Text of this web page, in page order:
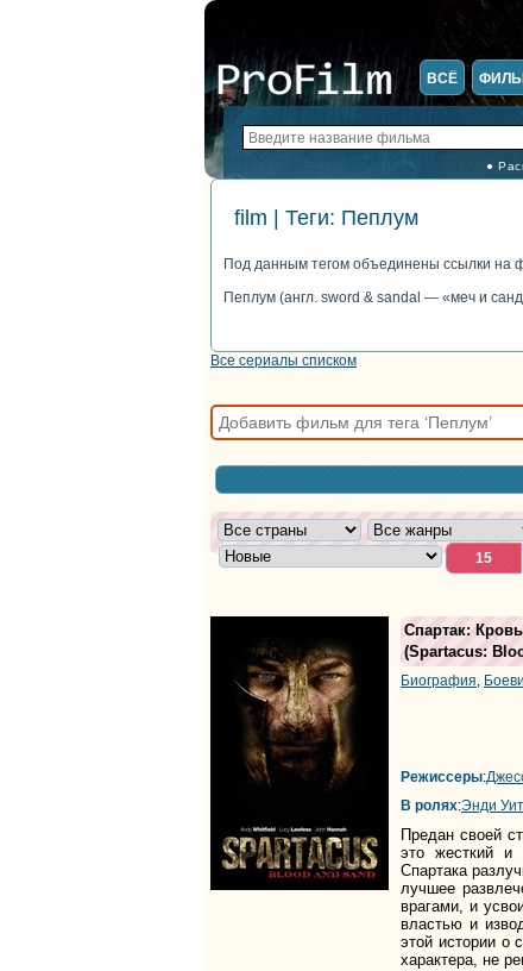
ВСЁ
●
film | Теги: Пеплум
Под данным тегом объединены ссылки на
Пеплум (англ. sword & sandal — «меч и
Все сериалы списком
15
Спартак:
(Spartacus:
Биография,
Режиссеры:
В ролях:Энди
Предан своей
это жесткий и
Спартака
лучшее
врагами, и
властью и
этой истории о
характера, не